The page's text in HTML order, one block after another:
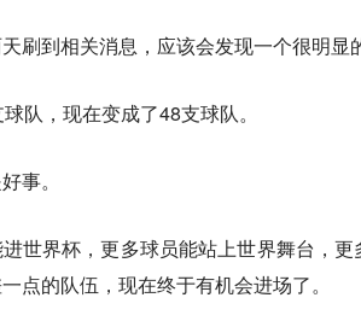
刷到相关消息，应该会发现一个很明显
队，现在变成了48支球队。
事。
世界杯，更多球员能站上世界舞台，
点的队伍，现在终于有机会进场了。